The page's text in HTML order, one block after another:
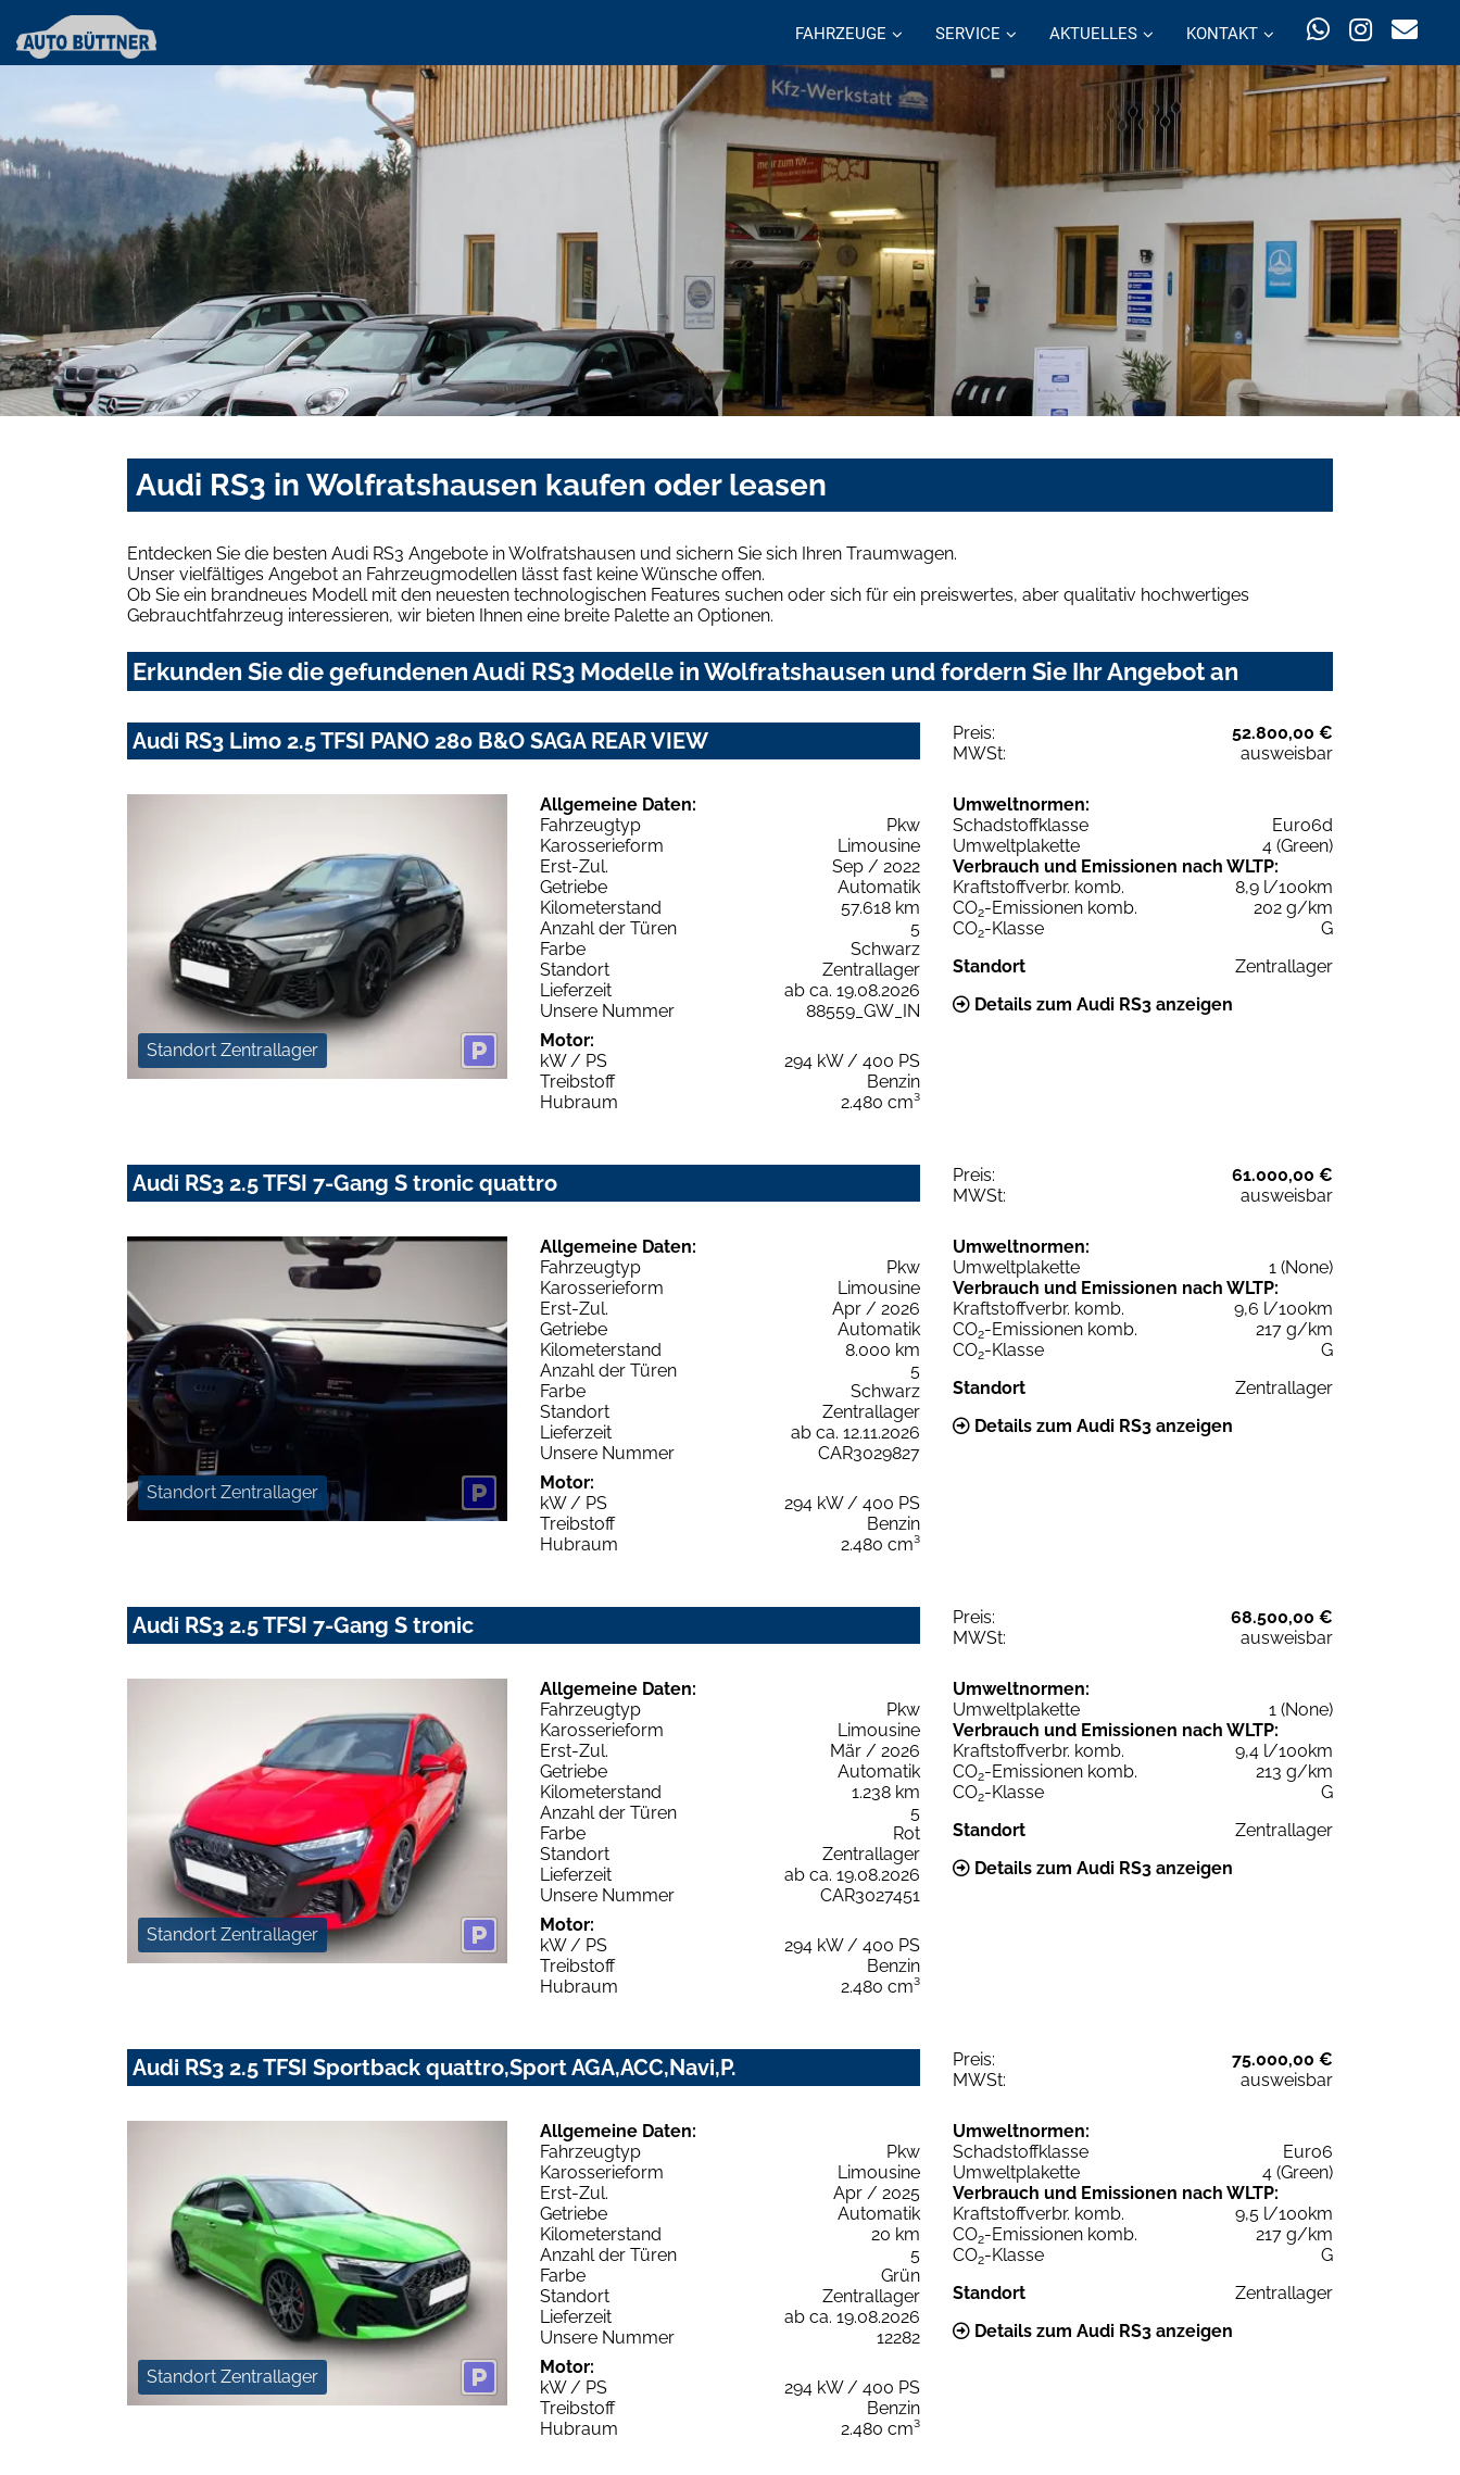
FAHRZEUGE SERVICE AKTUELLES KONTAKT
Audi RS3 in Wolfratshausen kaufen oder leasen
Entdecken Sie die besten Audi RS3 Angebote in Wolfratshausen und sichern Sie sich Ihren Traumwagen.
Unser vielfältiges Angebot an Fahrzeugmodellen lässt fast keine Wünsche offen.
Ob Sie ein brandneues Modell mit den neuesten technologischen Features suchen oder sich für ein preiswertes, aber qualitativ hochwertiges
Gebrauchtfahrzeug interessieren, wir bieten Ihnen eine breite Palette an Optionen.
Erkunden Sie die gefundenen Audi RS3 Modelle in Wolfratshausen und fordern Sie Ihr Angebot an
Audi RS3 Limo 2.5 TFSI PANO 280 B&O SAGA REAR VIEW Preis:
52.800,00 €
MWSt:
ausweisbar
Standort Zentrallager
Allgemeine Daten:
Fahrzeugtyp
Pkw
Karosserieform
Limousine
Erst-Zul.
Sep / 2022
Getriebe
Automatik
Kilometerstand
57.618 km
Anzahl der Türen
5
Farbe
Schwarz
Standort
Zentrallager
Lieferzeit
ab ca. 19.08.2026
Unsere Nummer
88559_GW_IN
Motor:
kW / PS
294 kW / 400 PS
Treibstoff
Benzin
Hubraum
2.480 cm³
Umweltnormen:
Schadstoffklasse
Euro6d
Umweltplakette
4 (Green)
Verbrauch und Emissionen nach WLTP:
Kraftstoffverbr. komb.
8,9 l/100km
CO2-Emissionen komb.
202 g/km
CO2-Klasse
G
Standort
Zentrallager
Details zum Audi RS3 anzeigen
Audi RS3 2.5 TFSI 7-Gang S tronic quattro Preis:
61.000,00 €
MWSt:
ausweisbar
Standort Zentrallager
Allgemeine Daten:
Fahrzeugtyp
Pkw
Karosserieform
Limousine
Erst-Zul.
Apr / 2026
Getriebe
Automatik
Kilometerstand
8.000 km
Anzahl der Türen
5
Farbe
Schwarz
Standort
Zentrallager
Lieferzeit
ab ca. 12.11.2026
Unsere Nummer
CAR3029827
Motor:
kW / PS
294 kW / 400 PS
Treibstoff
Benzin
Hubraum
2.480 cm³
Umweltnormen:
Umweltplakette
1 (None)
Verbrauch und Emissionen nach WLTP:
Kraftstoffverbr. komb.
9,6 l/100km
CO2-Emissionen komb.
217 g/km
CO2-Klasse
G
Standort
Zentrallager
Details zum Audi RS3 anzeigen
Audi RS3 2.5 TFSI 7-Gang S tronic Preis:
68.500,00 €
MWSt:
ausweisbar
Standort Zentrallager
Allgemeine Daten:
Fahrzeugtyp
Pkw
Karosserieform
Limousine
Erst-Zul.
Mär / 2026
Getriebe
Automatik
Kilometerstand
1.238 km
Anzahl der Türen
5
Farbe
Rot
Standort
Zentrallager
Lieferzeit
ab ca. 19.08.2026
Unsere Nummer
CAR3027451
Motor:
kW / PS
294 kW / 400 PS
Treibstoff
Benzin
Hubraum
2.480 cm³
Umweltnormen:
Umweltplakette
1 (None)
Verbrauch und Emissionen nach WLTP:
Kraftstoffverbr. komb.
9,4 l/100km
CO2-Emissionen komb.
213 g/km
CO2-Klasse
G
Standort
Zentrallager
Details zum Audi RS3 anzeigen
Audi RS3 2.5 TFSI Sportback quattro,Sport AGA,ACC,Navi,P. Preis:
75.000,00 €
MWSt:
ausweisbar
Standort Zentrallager
Allgemeine Daten:
Fahrzeugtyp
Pkw
Karosserieform
Limousine
Erst-Zul.
Apr / 2025
Getriebe
Automatik
Kilometerstand
20 km
Anzahl der Türen
5
Farbe
Grün
Standort
Zentrallager
Lieferzeit
ab ca. 19.08.2026
Unsere Nummer
12282
Motor:
kW / PS
294 kW / 400 PS
Treibstoff
Benzin
Hubraum
2.480 cm³
Umweltnormen:
Schadstoffklasse
Euro6
Umweltplakette
4 (Green)
Verbrauch und Emissionen nach WLTP:
Kraftstoffverbr. komb.
9,5 l/100km
CO2-Emissionen komb.
217 g/km
CO2-Klasse
G
Standort
Zentrallager
Details zum Audi RS3 anzeigen